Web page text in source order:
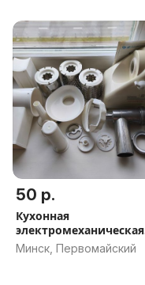
50 р.
Кухонная
электромеханическая
машина ''Помощница''
Минск, Первомайский